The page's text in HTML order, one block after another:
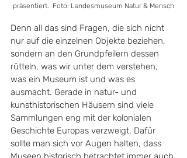
präsentiert.  Foto: Landesmuseum Natur & Mensch
Denn all das sind Fragen, die sich nicht
nur auf die einzelnen Objekte beziehen,
sondern an den Grundpfeilern dessen
rütteln, was wir unter dem verstehen,
was ein Museum ist und was es
ausmacht. Gerade in natur- und
kunsthistorischen Häusern sind viele
Sammlungen eng mit der kolonialen
Geschichte Europas verzweigt. Dafür
sollte man sich vor Augen halten, dass